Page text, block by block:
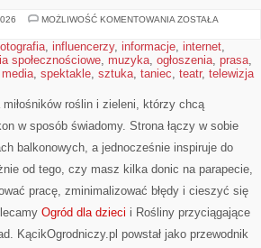
MOŻLIWOŚĆ KOMENTOWANIA MINIMALISTYCZNE
ZOSTAŁA
, influencerzy, informacje, internet,
społecznościowe, muzyka, ogłoszenia, prasa,
, spektakle, sztuka, taniec, teatr, telewizja
roślin i zieleni, którzy chcą
w sposób świadomy. Strona łączy w sobie
balkonowych, a jednocześnie inspiruje do
od tego, czy masz kilka donic na parapecie,
pracę, zminimalizować błędy i cieszyć się
Ogród dla dzieci i Rośliny przyciągające
KącikOgrodniczy.pl powstał jako przewodnik